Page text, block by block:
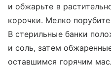
и обжарьте в
корочки. Мелко
В стерильные банки
и соль, затем
оставшимся горячим